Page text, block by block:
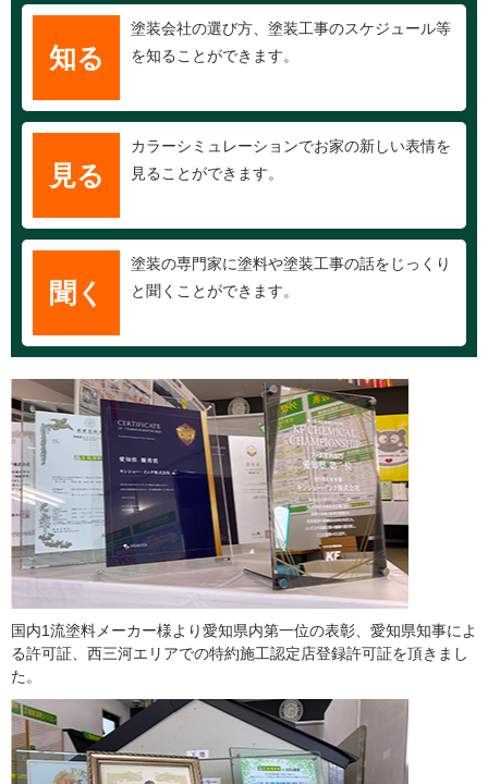
知る
塗装会社の選び方、塗装工事のスケジュール等
を知ることができます。
見る
カラーシミュレーションでお家の新しい表情を
見ることができます。
聞く
塗装の専門家に塗料や塗装工事の話をじっくり
と聞くことができます。
国内1流塗料メーカー様より愛知県内第一位の表彰、愛知県知事によ
る許可証、西三河エリアでの特約施工認定店登録許可証を頂きまし
た。